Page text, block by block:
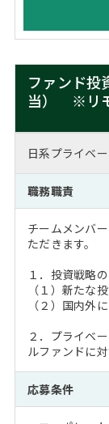
ファンド投
当） ※リ
日系プライベ
職務職責
チームメンバ
ただきます。
１．投資戦略
（１）新たな
（２）国内外
２．プライベ
ルファンドに
応募条件